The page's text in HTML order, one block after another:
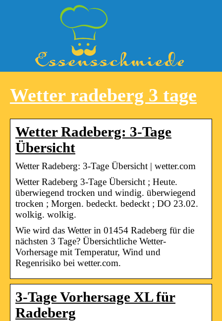
Wetter radeberg 3 tage
Wetter Radeberg: 3-Tage
Übersicht
Wetter Radeberg: 3-Tage Übersicht | wetter.com
Wetter Radeberg 3-Tage Übersicht ; Heute.
überwiegend trocken und windig. überwiegend
trocken ; Morgen. bedeckt. bedeckt ; DO 23.02.
wolkig. wolkig.
Wie wird das Wetter in 01454 Radeberg für die
nächsten 3 Tage? Übersichtliche Wetter-
Vorhersage mit Temperatur, Wind und
Regenrisiko bei wetter.com.
3-Tage Vorhersage XL für
Radeberg